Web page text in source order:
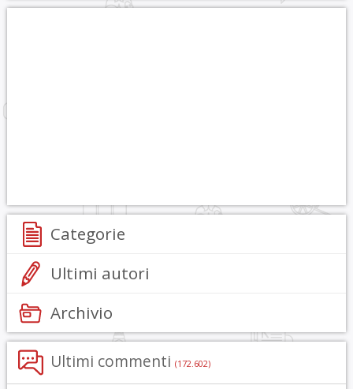
Categorie
Ultimi autori
Archivio
Ultimi commenti (172.602)